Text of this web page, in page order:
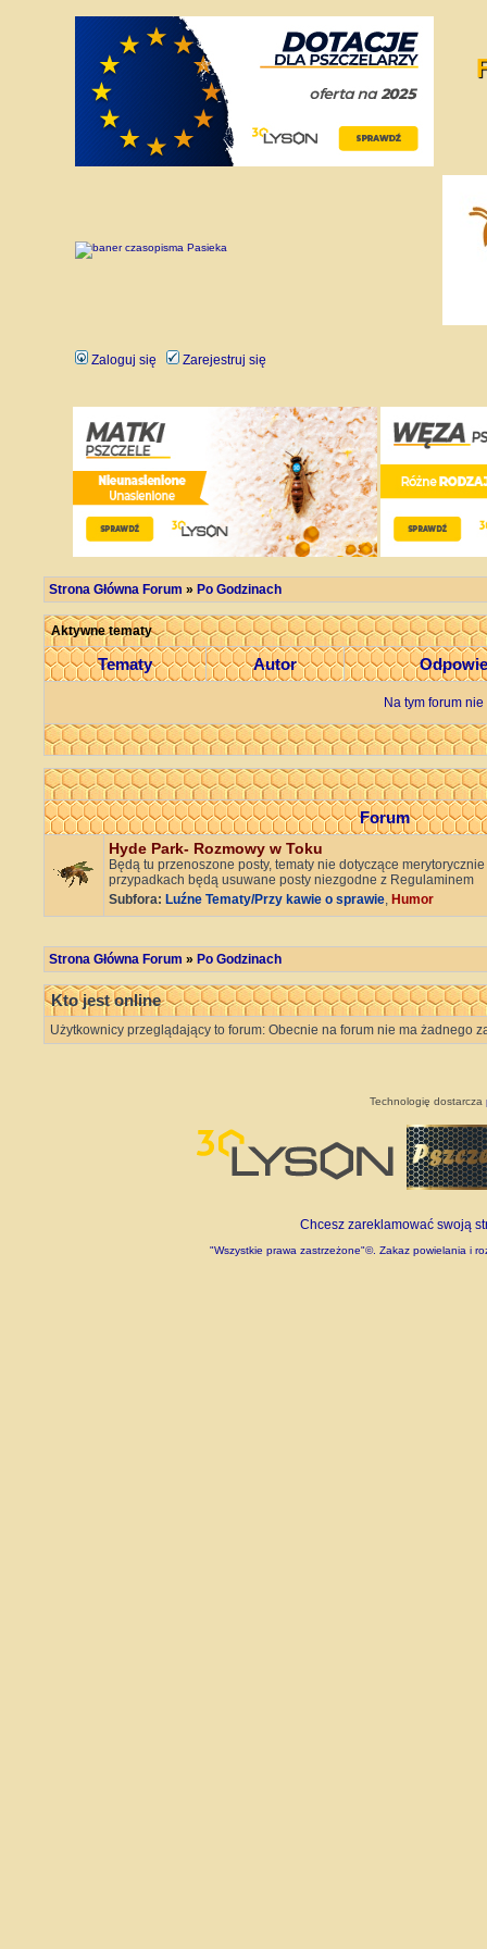
Zaloguj się Zarejestruj się
Strona Główna Forum » Po Godzinach
Aktywne tematy
Tematy Autor
Na tym forum
Forum
Hyde Park- Rozmowy w Toku
Będą tu przenoszone posty, tematy nie dotyczące
przypadkach będą usuwane posty niezgodne z Regulaminem
Subfora: Luźne Tematy/Przy kawie o sprawie, Humor
Strona Główna Forum » Po Godzinach
Kto jest online
Użytkownicy przeglądający to forum: Obecnie na forum nie ma żadnego
Technologię dostarcza
Chcesz zareklamować swoją
"Wszystkie prawa zastrzeżone"©. Zakaz powielania i